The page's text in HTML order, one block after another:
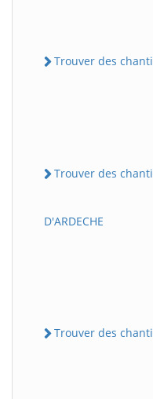
Trouver des
Trouver des
D'ARDECHE
Trouver des